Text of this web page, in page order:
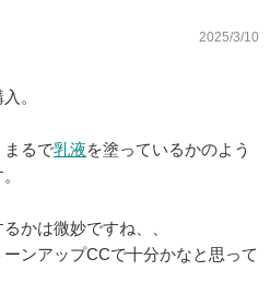
2025/3/10
。
まるで乳液を塗っているかのよう
かは微妙ですね、、
ンアップCCで十分かなと思って